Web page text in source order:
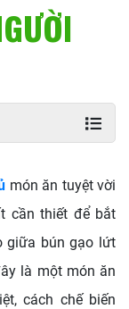
món ăn tuyệt vời
cần thiết để bắt
giữa bún gạo lứt
là một món ăn
cách chế biến